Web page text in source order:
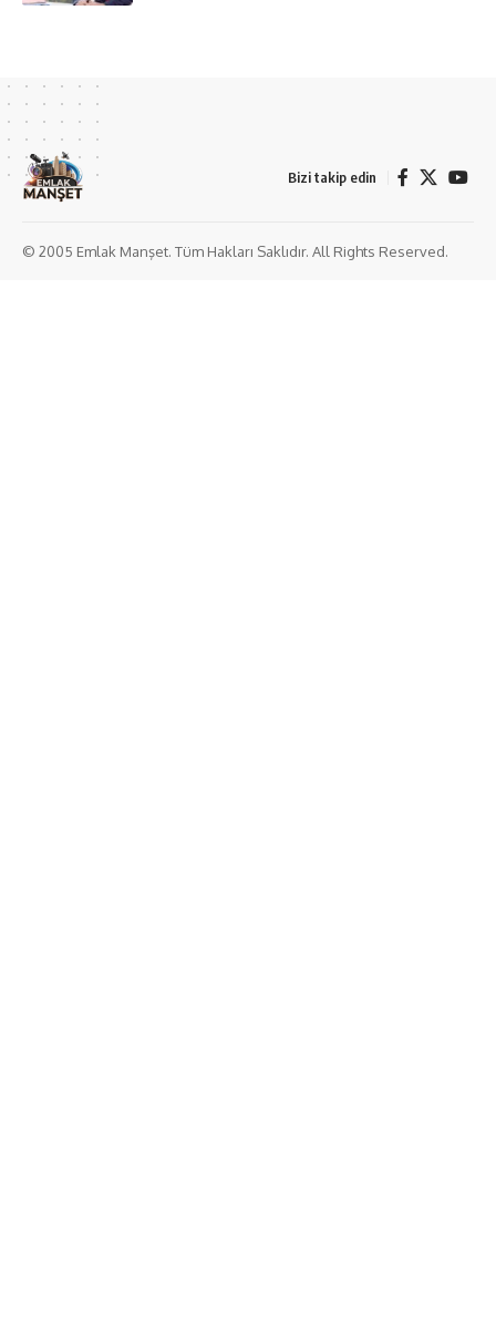
Bizi takip edin
© 2005 Emlak Manşet. Tüm Hakları Saklıdır. All Rights Reserved.